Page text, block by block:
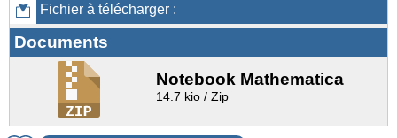
Fichier à télécharger :
Documents
Notebook Mathematica
14.7 kio / Zip